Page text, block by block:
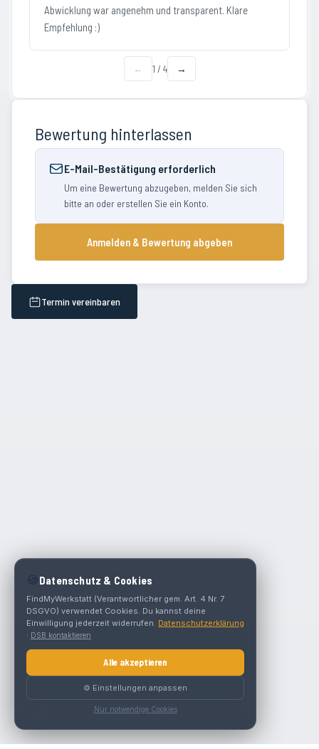
Abwicklung war angenehm und transparent. Klare
Empfehlung :)
← 1 / 4 →
Bewertung hinterlassen
E-Mail-Bestätigung erforderlich
Um eine Bewertung abzugeben, melden Sie sich
bitte an oder erstellen Sie ein Konto.
Anmelden & Bewertung abgeben
Termin vereinbaren
🍪 Datenschutz & Cookies
FindMyWerkstatt (Verantwortlicher gem. Art. 4 Nr. 7
DSGVO) verwendet Cookies. Du kannst deine
Einwilligung jederzeit widerrufen. Datenschutzerklärung
· DSB kontaktieren
Alle akzeptieren
⚙️ Einstellungen anpassen
Nur notwendige Cookies